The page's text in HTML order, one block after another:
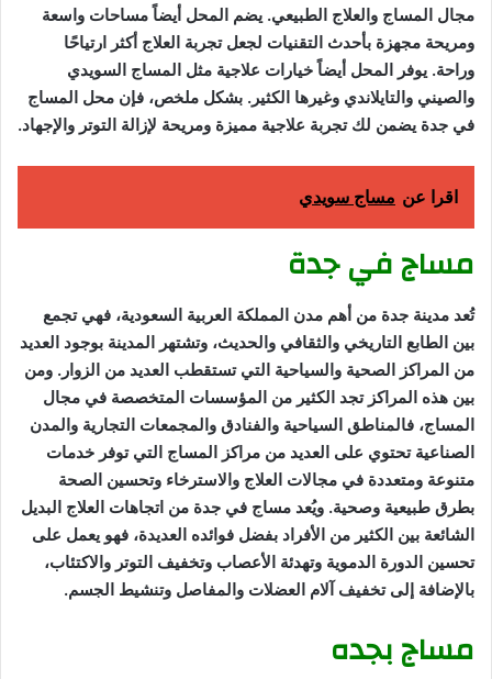
مجال المساج والعلاج الطبيعي. يضم المحل أيضاً مساحات واسعة
ومريحة مجهزة بأحدث التقنيات لجعل تجربة العلاج أكثر ارتياحًا
وراحة. يوفر المحل أيضاً خيارات علاجية مثل المساج السويدي
والصيني والتايلاندي وغيرها الكثير. بشكل ملخص، فإن محل المساج
في جدة يضمن لك تجربة علاجية مميزة ومريحة لإزالة التوتر والإجهاد.
اقرا عن مساج سويدي
مساج في جدة
تُعد مدينة جدة من أهم مدن المملكة العربية السعودية، فهي تجمع
بين الطابع التاريخي والثقافي والحديث، وتشتهر المدينة بوجود العديد
من المراكز الصحية والسياحية التي تستقطب العديد من الزوار. ومن
بين هذه المراكز تجد الكثير من المؤسسات المتخصصة في مجال
المساج، فالمناطق السياحية والفنادق والمجمعات التجارية والمدن
الصناعية تحتوي على العديد من مراكز المساج التي توفر خدمات
متنوعة ومتعددة في مجالات العلاج والاسترخاء وتحسين الصحة
بطرق طبيعية وصحية. ويُعد مساج في جدة من اتجاهات العلاج البديل
الشائعة بين الكثير من الأفراد بفضل فوائده العديدة، فهو يعمل على
تحسين الدورة الدموية وتهدئة الأعصاب وتخفيف التوتر والاكتئاب،
بالإضافة إلى تخفيف آلام العضلات والمفاصل وتنشيط الجسم.
مساج بجده